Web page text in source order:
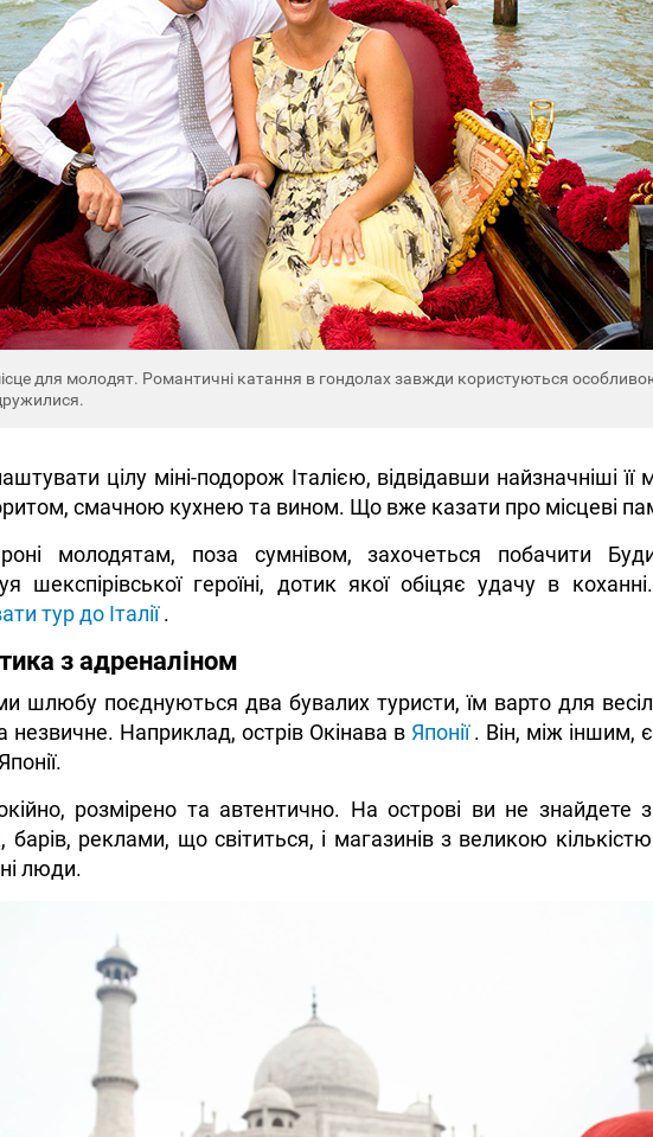
для молодят. Романтичні катання в гондолах завжди користуються
цілу міні-подорож Італією, відвідавши найзначніші її
смачною кухнею та вином. Що вже казати про місцеві
молодятам, поза сумнівом, захочеться побачити
шекспірівської героїні, дотик якої обіцяє удачу в
тур до Італії.
з адреналіном
шлюбу поєднуються два бувалих туристи, їм варто для
незвичне. Наприклад, острів Окінава в Японії. Він, між іншим,
розмірено та автентично. На острові ви не знайдете
барів, реклами, що світиться, і магазинів з великою
люди.